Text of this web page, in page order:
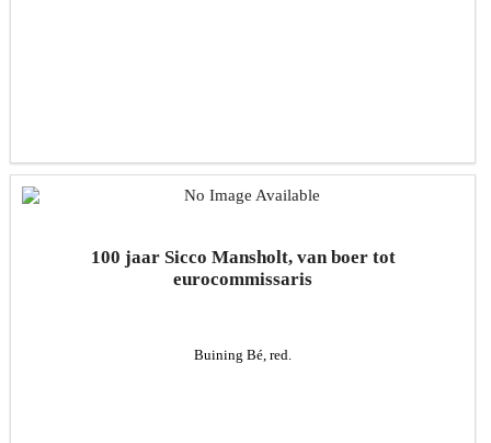
100 jaar Sicco Mansholt, van boer tot
eurocommissaris
Buining Bé, red.